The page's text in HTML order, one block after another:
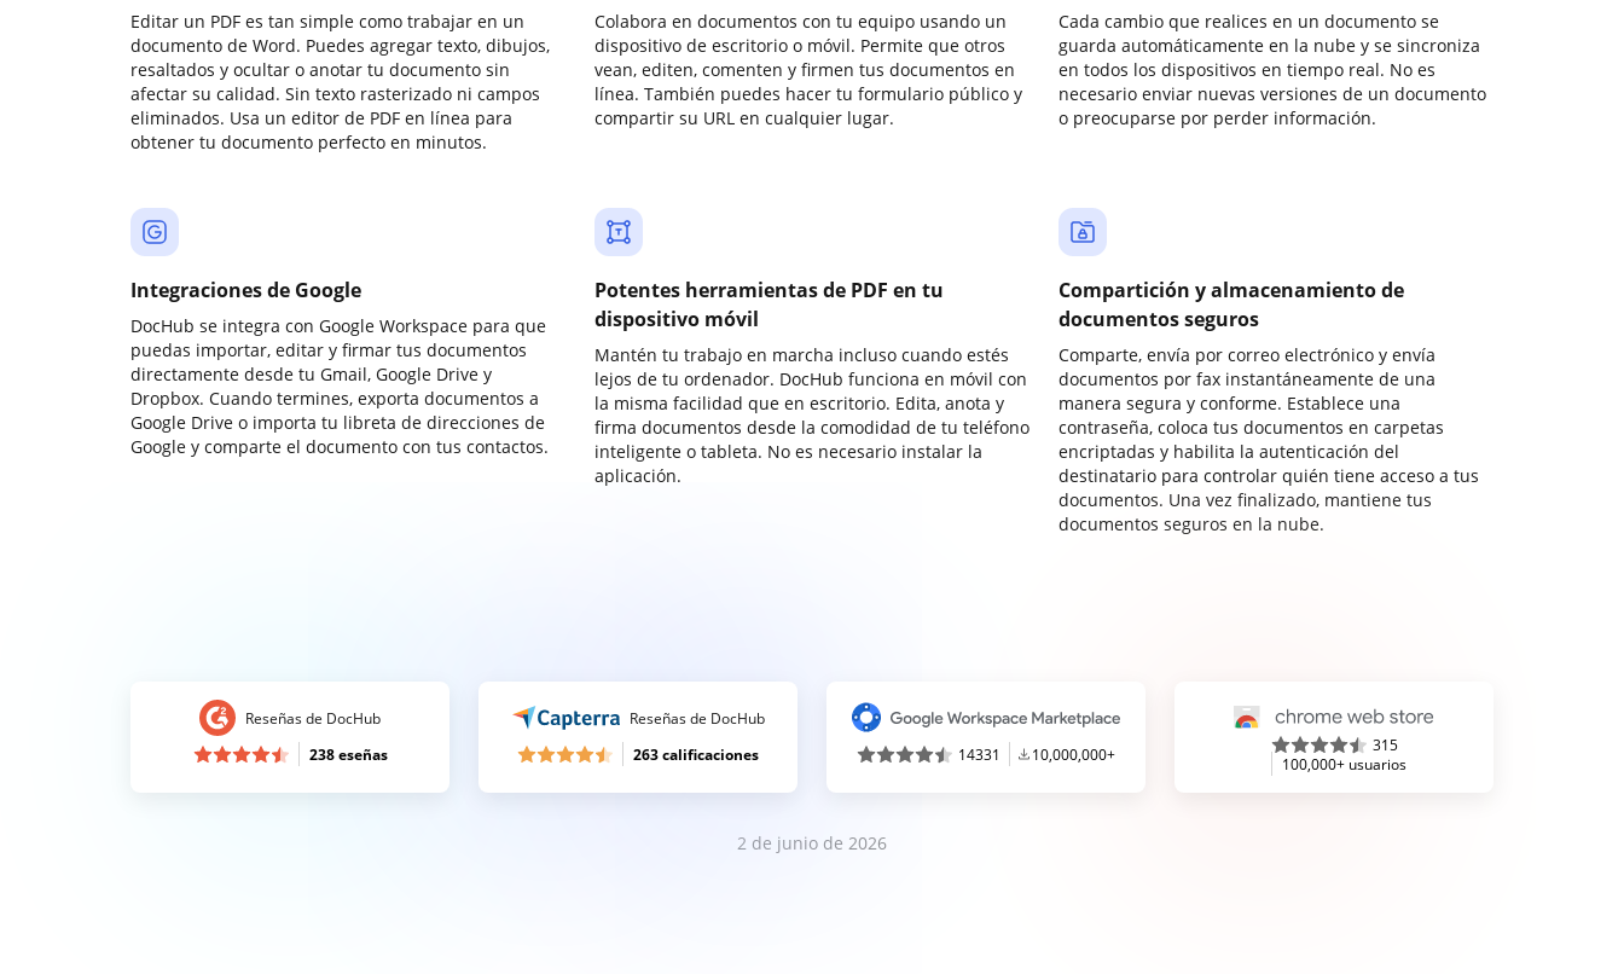
Editar un PDF es tan simple como trabajar en un
documento de Word. Puedes agregar texto, dibujos,
resaltados y ocultar o anotar tu documento sin
afectar su calidad. Sin texto rasterizado ni campos
eliminados. Usa un editor de PDF en línea para
obtener tu documento perfecto en minutos.
Colabora en documentos con tu equipo usando un
dispositivo de escritorio o móvil. Permite que otros
vean, editen, comenten y firmen tus documentos en
línea. También puedes hacer tu formulario público y
compartir su URL en cualquier lugar.
Cada cambio que realices en un documento se
guarda automáticamente en la nube y se sincroniza
en todos los dispositivos en tiempo real. No es
necesario enviar nuevas versiones de un documento
o preocuparse por perder información.
Integraciones de Google
DocHub se integra con Google Workspace para que
puedas importar, editar y firmar tus documentos
directamente desde tu Gmail, Google Drive y
Dropbox. Cuando termines, exporta documentos a
Google Drive o importa tu libreta de direcciones de
Google y comparte el documento con tus contactos.
Potentes herramientas de PDF en tu
dispositivo móvil
Mantén tu trabajo en marcha incluso cuando estés
lejos de tu ordenador. DocHub funciona en móvil con
la misma facilidad que en escritorio. Edita, anota y
firma documentos desde la comodidad de tu teléfono
inteligente o tableta. No es necesario instalar la
aplicación.
Compartición y almacenamiento de
documentos seguros
Comparte, envía por correo electrónico y envía
documentos por fax instantáneamente de una
manera segura y conforme. Establece una
contraseña, coloca tus documentos en carpetas
encriptadas y habilita la autenticación del
destinatario para controlar quién tiene acceso a tus
documentos. Una vez finalizado, mantiene tus
documentos seguros en la nube.
Reseñas de DocHub
238 eseñas
Reseñas de DocHub
263 calificaciones
14331 10,000,000+
315
100,000+ usuarios
2 de junio de 2026